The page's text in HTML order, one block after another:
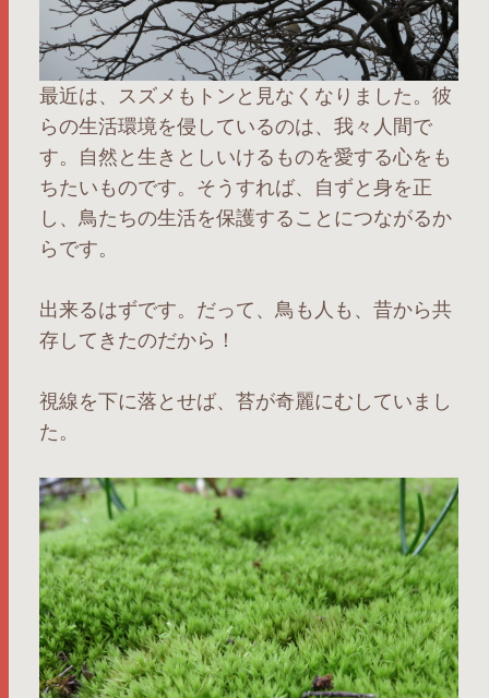
最近は、スズメもトンと見なくなりました。彼
らの生活環境を侵しているのは、我々人間で
す。自然と生きとしいけるものを愛する心をも
ちたいものです。そうすれば、自ずと身を正
し、鳥たちの生活を保護することにつながるか
らです。
出来るはずです。だって、鳥も人も、昔から共
存してきたのだから！
視線を下に落とせば、苔が奇麗にむしていまし
た。